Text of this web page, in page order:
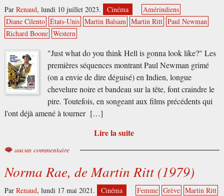
Par Renaud, lundi 10 juillet 2023. Cinéma
Amérindiens
Diane Cilento États-Unis Martin Balsam Martin Ritt Paul Newman
Richard Boone Western
"Just what do you think Hell is gonna look like?" Les
premières séquences montrant Paul Newman grimé
(on a envie de dire déguisé) en Indien, longue
chevelure noire et bandeau sur la tête, font craindre le
pire. Toutefois, en songeant aux films précédents qui
l'ont déjà amené à tourner […]
Lire la suite
aucun commentaire
Norma Rae, de Martin Ritt (1979)
Par Renaud, lundi 17 mai 2021. Cinéma Femme Grève Martin Ritt